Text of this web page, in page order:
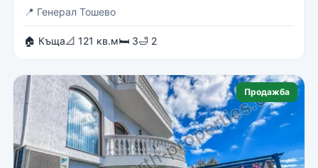
📍 Генерал Тошево
🏠 Къща📐 121 кв.м🛏 3🛁 2
Продажба